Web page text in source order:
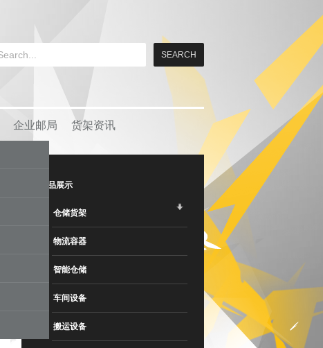
企业邮局 货架资讯
产品展示
仓储货架
物流容器
智能仓储
车间设备
搬运设备